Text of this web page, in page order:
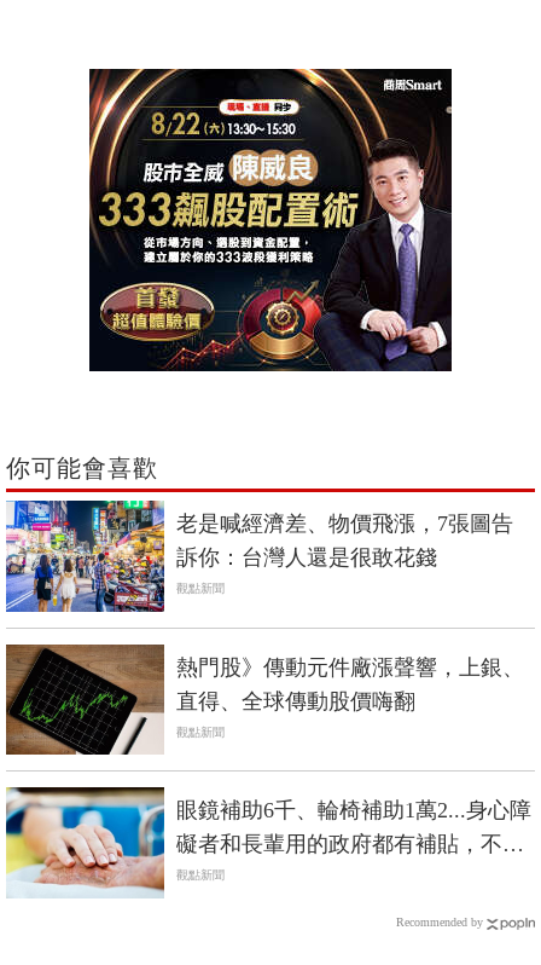
你可能會喜歡
老是喊經濟差、物價飛漲，7張圖告
訴你：台灣人還是很敢花錢
觀點新聞
熱門股》傳動元件廠漲聲響，上銀、
直得、全球傳動股價嗨翻
觀點新聞
眼鏡補助6千、輪椅補助1萬2...身心障
礙者和長輩用的政府都有補貼，不是
低收入戶也能辦
觀點新聞
Recommended by